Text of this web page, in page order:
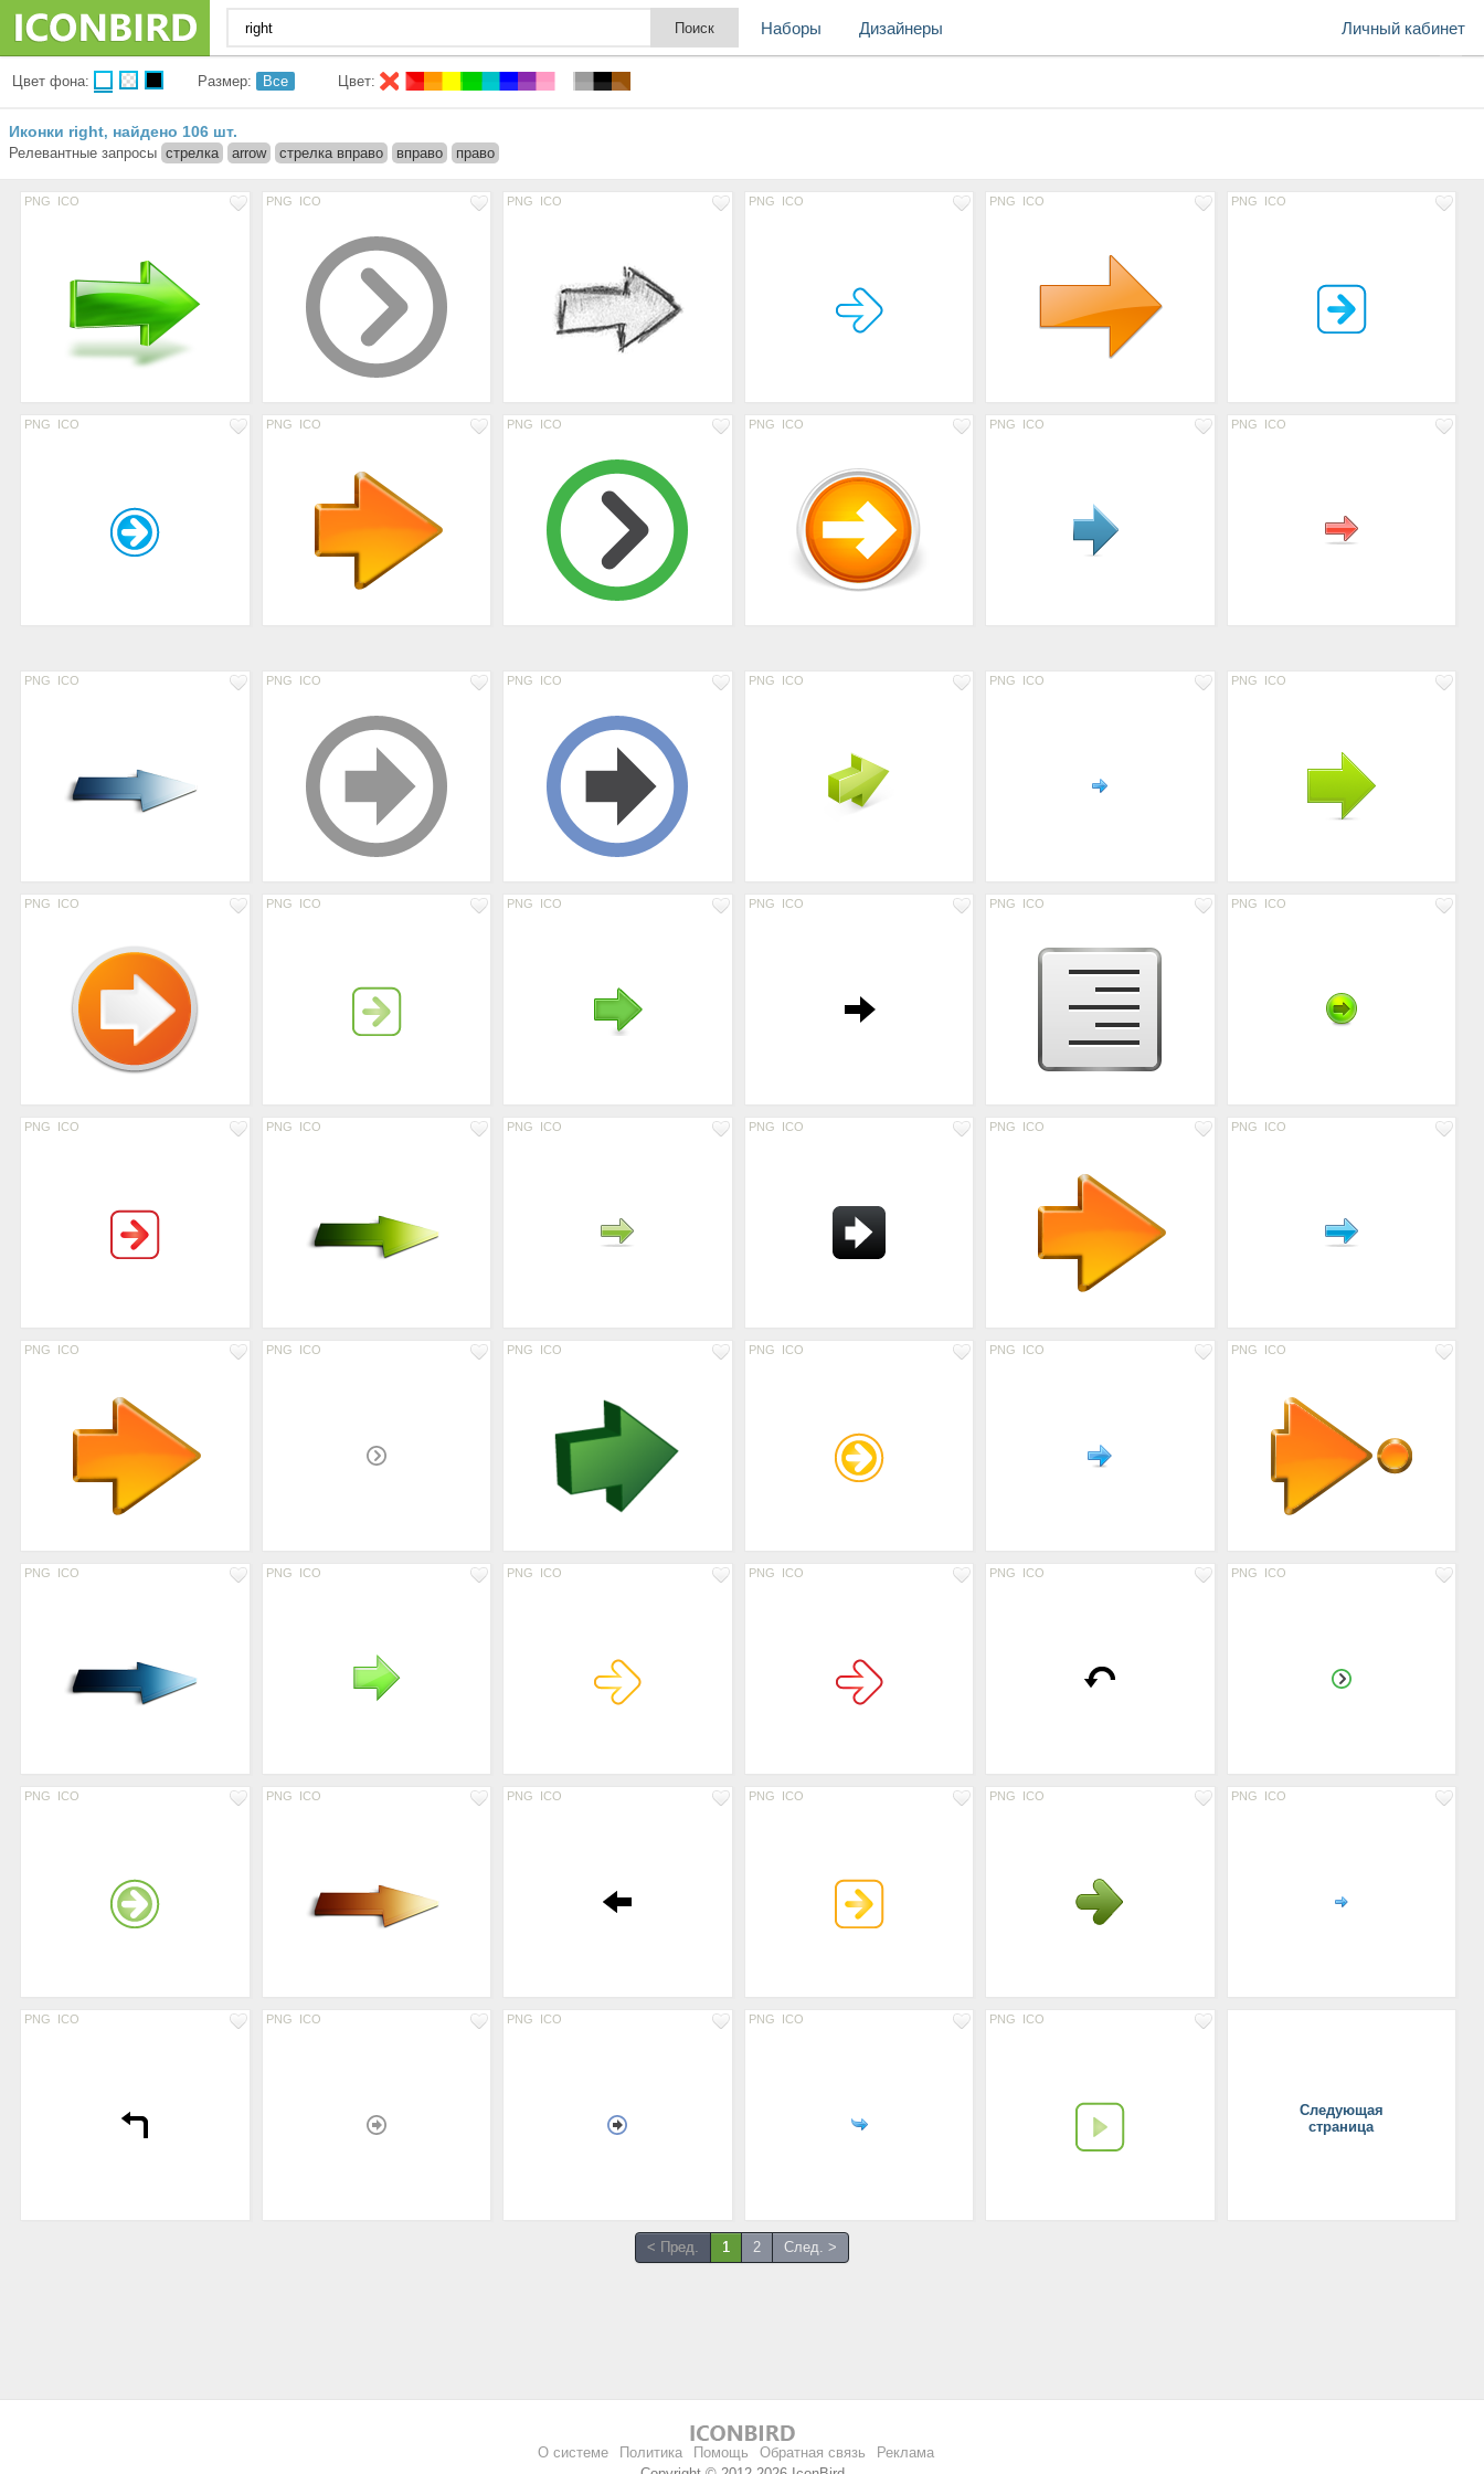
Личный кабинет
Наборы Дизайнеры
Цвет фона: Размер: Все Цвет:
Иконки right, найдено 106 шт.
Релевантные запросы стрелка arrow стрелка вправо вправо право
PNG ICO PNG ICO PNG ICO PNG ICO PNG ICO PNG ICO
PNG ICO PNG ICO PNG ICO PNG ICO PNG ICO PNG ICO
PNG ICO PNG ICO PNG ICO PNG ICO PNG ICO PNG ICO
PNG ICO PNG ICO PNG ICO PNG ICO PNG ICO PNG ICO
PNG ICO PNG ICO PNG ICO PNG ICO PNG ICO PNG ICO
PNG ICO PNG ICO PNG ICO PNG ICO PNG ICO PNG ICO
PNG ICO PNG ICO PNG ICO PNG ICO PNG ICO PNG ICO
PNG ICO PNG ICO PNG ICO PNG ICO PNG ICO PNG ICO
PNG ICO PNG ICO PNG ICO PNG ICO PNG ICO
Следующая
страница
< Пред. 1 2 След. >
О системе Политика Помощь Обратная связь
Реклама